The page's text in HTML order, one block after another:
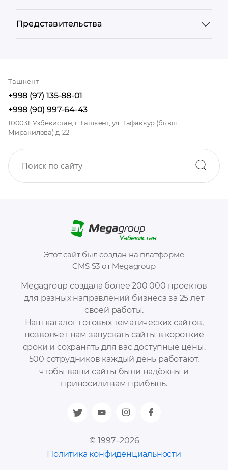
Megagroup создала более 200 000 проектов
для разных направлений бизнеса за 25 лет
своей работы.
Наш каталог готовых тематических сайтов,
позволяет нам запускать сайты в короткие
сроки и сохранять для вас доступные цены.
500 сотрудников каждый день работают,
чтобы ваши сайты были надёжны и
приносили вам прибыль.
© 1997–2026
Политика конфиденциальности
Этот сайт был создан на платформе
CMS S3 от Megagroup
Представительства
Ташкент
+998 (97) 135-88-01
+998 (90) 997-64-43
100031, Узбекистан, г. Ташкент, ул. Тафаккур (бывш.
Миракилова) д. 22